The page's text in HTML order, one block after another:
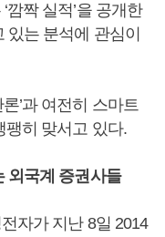
짝 실적’을 공개한
는 분석에 관심이
’과 여전히 스마트
팽히 맞서고 있다.
외국계 증권사들
자가 지난 8일 2014